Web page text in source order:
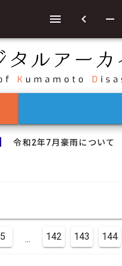
chevron_left remove
令和2年7月豪雨について
5 ... 142 143 144